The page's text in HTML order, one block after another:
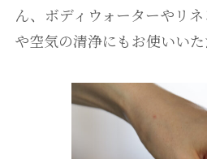
ん、ボディウォーターやリ
や空気の清浄にもお使いいた